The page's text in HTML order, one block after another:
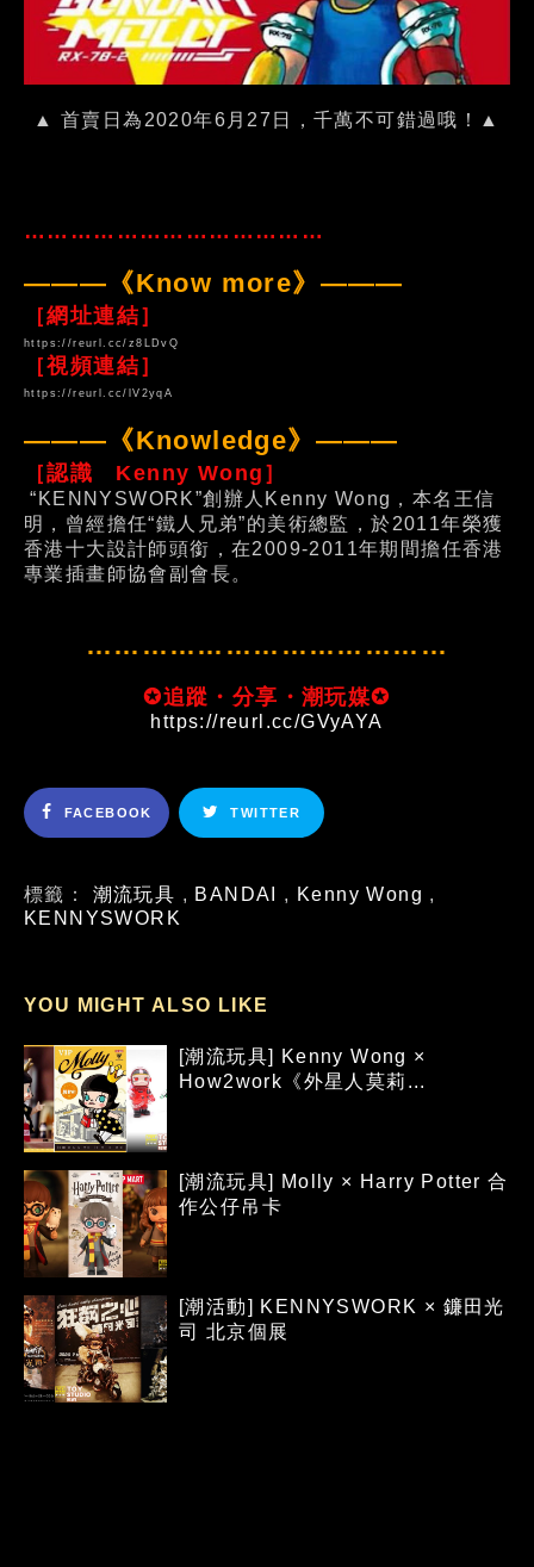
▲ 首賣日為2020年6月27日，千萬不可錯過哦！▲
…………………………………
———《Know more》———
［網址連結］
https://reurl.cc/z8LDvQ
［視頻連結］
https://reurl.cc/lV2yqA
———《Knowledge》———
［認識 Kenny Wong］
“KENNYSWORK”創辦人Kenny Wong，本名王信
明，曾經擔任“鐵人兄弟”的美術總監，於2011年榮獲
香港十大設計師頭銜，在2009-2011年期間擔任香港
專業插畫師協會副會長。
…………………………………
✪追蹤・分享・潮玩媒✪
https://reurl.cc/GVyAYA
FACEBOOK TWITTER
標籤： 潮流玩具 , BANDAI , Kenny Wong ,
KENNYSWORK
YOU MIGHT ALSO LIKE
[潮流玩具] Kenny Wong ×
How2work《外星人莫莉...
[潮流玩具] Molly × Harry Potter 合
作公仔吊卡
[潮活動] KENNYSWORK × 鐮田光
司 北京個展